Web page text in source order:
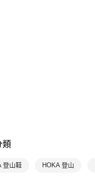
類
登山鞋 HOKA 登山